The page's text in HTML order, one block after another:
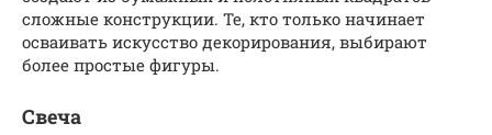
сложные конструкции. Те, кто только начинает
осваивать искусство декорирования, выбирают
более простые фигуры.
Свеча